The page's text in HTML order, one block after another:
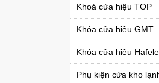
Khoá cửa hiệu TOP
Khóa cửa hiệu GMT
Khóa cửa hiệu Hafele
Phụ kiện cửa kho